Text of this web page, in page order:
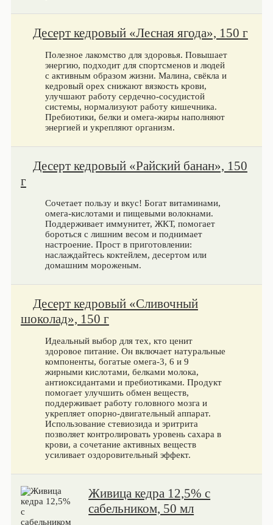
Десерт кедровый «Лесная ягода», 150 г
Полезное лакомство для здоровья. Повышает
энергию, подходит для спортсменов и людей
с активным образом жизни. Малина, свёкла и
кедровый орех снижают вязкость крови,
улучшают работу сердечно-сосудистой
системы, нормализуют работу кишечника.
Пребиотики, белки и омега-жиры наполняют
энергией и укрепляют организм.
Десерт кедровый «Райский банан», 150
г
Сочетает пользу и вкус! Богат витаминами,
омега-кислотами и пищевыми волокнами.
Поддерживает иммунитет, ЖКТ, помогает
бороться с лишним весом и поднимает
настроение. Прост в приготовлении:
наслаждайтесь коктейлем, десертом или
домашним мороженым.
Десерт кедровый «Сливочный
шоколад», 150 г
Идеальный выбор для тех, кто ценит
здоровое питание. Он включает натуральные
компоненты, богатые омега-3, 6 и 9
жирными кислотами, белками молока,
антиоксидантами и пребиотиками. Продукт
помогает улучшить обмен веществ,
поддерживает работу головного мозга и
укрепляет опорно-двигательный аппарат.
Использование стевиозида и эритрита
позволяет контролировать уровень сахара в
крови, а сочетание активных веществ
усиливает оздоровительный эффект.
Живица кедра 12,5% с
сабельником, 50 мл